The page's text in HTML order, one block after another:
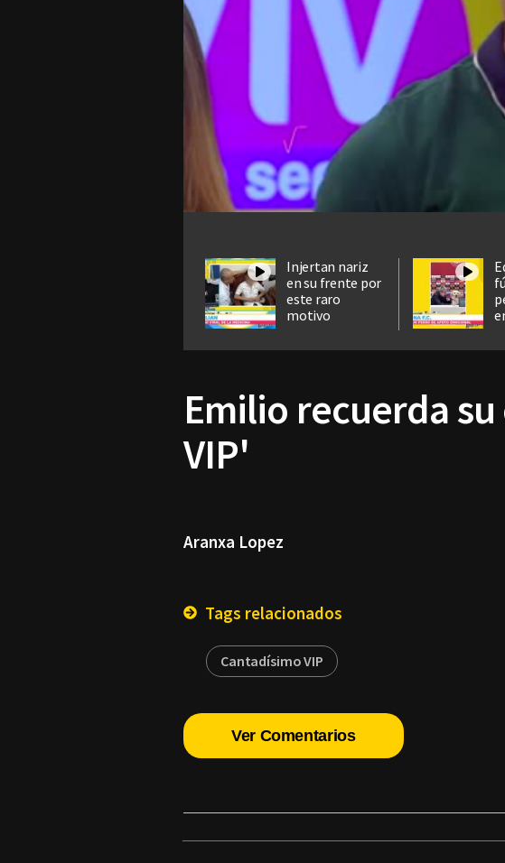
Injertan nariz
en su frente por
este raro
motivo
Emilio recuerda
VIP'
Aranxa Lopez
Tags relacionados
Cantadísimo VIP
Ver Comentarios